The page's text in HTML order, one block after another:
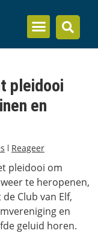
pleidooi
en
Reageer
pleidooi om
te heropenen,
Club van Elf,
en
geluid horen.